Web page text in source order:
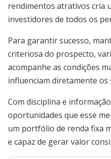
rendimentos atrativos cria
investidores de todos os
Para garantir sucesso,
criteriosa do prospecto,
acompanhe as condições
influenciam diretamente
Com disciplina e
oportunidades que esse
um portfólio de renda fixa
e capaz de gerar valor